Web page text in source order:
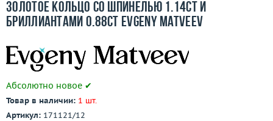
Заказать звонок
Золотое кольцо со шпинелью 1.14ct и
бриллиантами 0.88ct Evgeny Matveev
Абсолютно новое ✔
Товар в наличии: 1 шт.
Артикул: 171121/12